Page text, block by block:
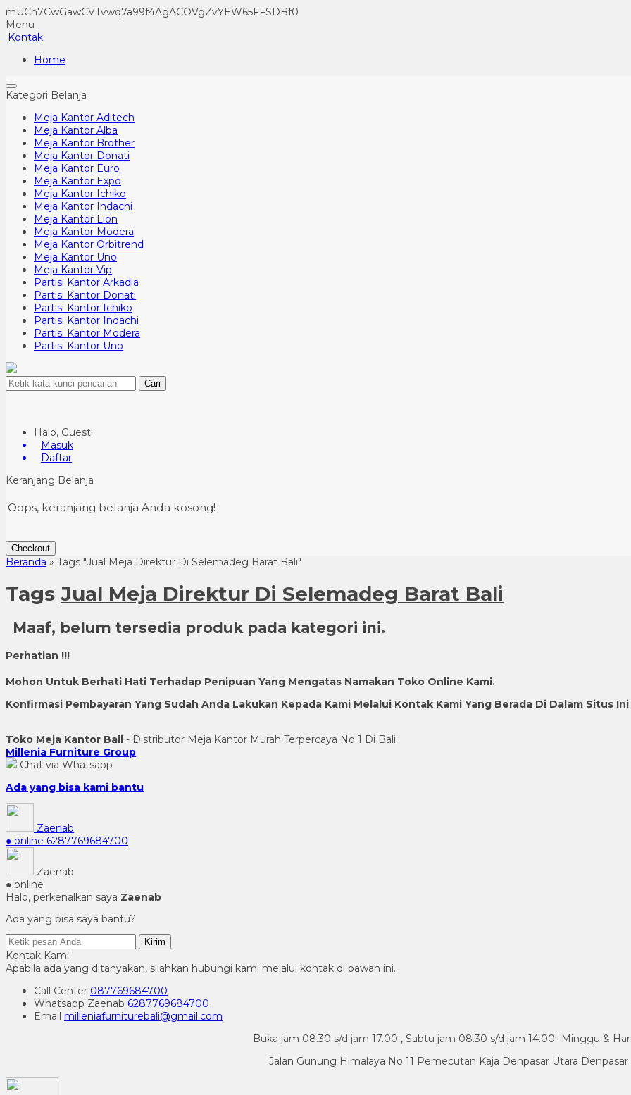
mUCn7CwGawCVTvwq7a99f4AgACOVgZvYEW65FFSDBf0
Menu
Kontak
Home
Kategori Belanja
Meja Kantor Aditech
Meja Kantor Alba
Meja Kantor Brother
Meja Kantor Donati
Meja Kantor Euro
Meja Kantor Expo
Meja Kantor Ichiko
Meja Kantor Indachi
Meja Kantor Lion
Meja Kantor Modera
Meja Kantor Orbitrend
Meja Kantor Uno
Meja Kantor Vip
Partisi Kantor Arkadia
Partisi Kantor Donati
Partisi Kantor Ichiko
Partisi Kantor Indachi
Partisi Kantor Modera
Partisi Kantor Uno
Cari
Halo, Guest!
Masuk
Daftar
Keranjang Belanja
Oops, keranjang belanja Anda kosong!
Checkout
Beranda » Tags "Jual Meja Direktur Di Selemadeg Barat Bali"
Tags Jual Meja Direktur Di Selemadeg Barat Bali
Maaf, belum tersedia produk pada kategori ini.
Perhatian !!!
Mohon Untuk Berhati Hati Terhadap Penipuan Yang Mengatas Namakan Toko Online Kami.
Konfirmasi Pembayaran Yang Sudah Anda Lakukan Kepada Kami Melalui Kontak Kami Yang Berada Di Dalam Situs Ini
Toko Meja Kantor Bali - Distributor Meja Kantor Murah Terpercaya No 1 Di Bali
Millenia Furniture Group
Chat via Whatsapp
Ada yang bisa kami bantu
Zaenab
● online 6287769684700
Zaenab
● online
Halo, perkenalkan saya Zaenab
Ada yang bisa saya bantu?
Kirim
Kontak Kami
Apabila ada yang ditanyakan, silahkan hubungi kami melalui kontak di bawah ini.
Call Center 087769684700
Whatsapp Zaenab 6287769684700
Email milleniafurniturebali@gmail.com
Buka jam 08.30 s/d jam 17.00 , Sabtu jam 08.30 s/d jam 14.00- Minggu &
Jalan Gunung Himalaya No 11 Pemecutan Kaja Denpasar Utara Denpasar